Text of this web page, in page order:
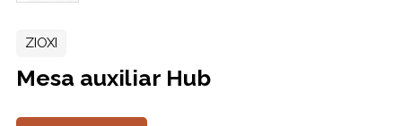
ZIOXI
Mesa auxiliar Hub